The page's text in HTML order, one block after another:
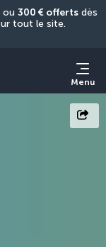
ou 300 € offerts dès
Menu